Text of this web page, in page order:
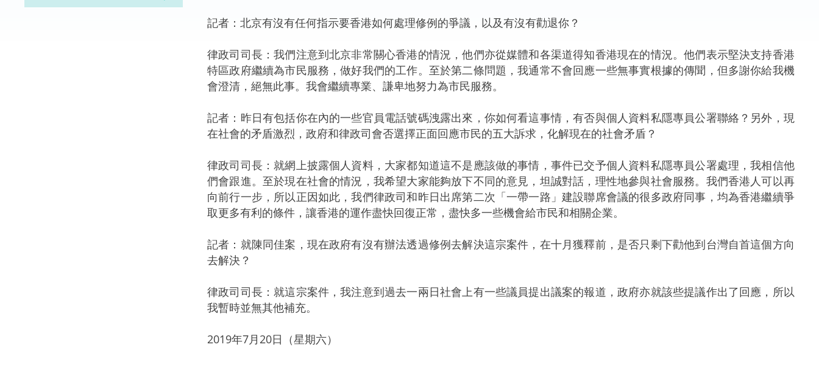
記者：北京有沒有任何指示要香港如何處理修例的爭議，以及有沒有勸退你？
律政司司長：我們注意到北京非常關心香港的情況，他們亦從媒體和各渠道得知香港現在的情況。他們表示堅決支持香港
特區政府繼續為市民服務，做好我們的工作。至於第二條問題，我通常不會回應一些無事實根據的傳聞，但多謝你給我機
會澄清，絕無此事。我會繼續專業、謙卑地努力為市民服務。
記者：昨日有包括你在內的一些官員電話號碼洩露出來，你如何看這事情，有否與個人資料私隱專員公署聯絡？另外，現
在社會的矛盾激烈，政府和律政司會否選擇正面回應市民的五大訴求，化解現在的社會矛盾？
律政司司長：就網上披露個人資料，大家都知道這不是應該做的事情，事件已交予個人資料私隱專員公署處理，我相信他
們會跟進。至於現在社會的情況，我希望大家能夠放下不同的意見，坦誠對話，理性地參與社會服務。我們香港人可以再
向前行一步，所以正因如此，我們律政司和昨日出席第二次「一帶一路」建設聯席會議的很多政府同事，均為香港繼續爭
取更多有利的條件，讓香港的運作盡快回復正常，盡快多一些機會給市民和相關企業。
記者：就陳同佳案，現在政府有沒有辦法透過修例去解決這宗案件，在十月獲釋前，是否只剩下勸他到台灣自首這個方向
去解決？
律政司司長：就這宗案件，我注意到過去一兩日社會上有一些議員提出議案的報道，政府亦就該些提議作出了回應，所以
我暫時並無其他補充。
2019年7月20日（星期六）